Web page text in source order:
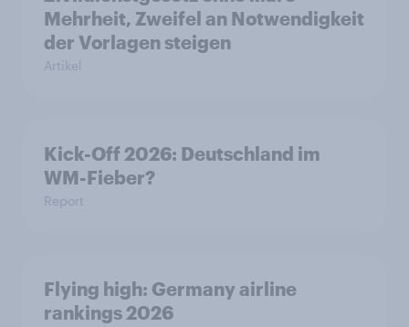
Mehrheit, Zweifel an Notwendigkeit
der Vorlagen steigen
Artikel
Kick-Off 2026: Deutschland im
WM-Fieber?
Report
Flying high: Germany airline
rankings 2026